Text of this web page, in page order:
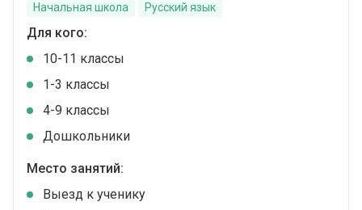
Начальная школа
Русский язык
Для кого:
10-11 классы
1-3 классы
4-9 классы
Дошкольники
Место занятий:
Выезд к ученику